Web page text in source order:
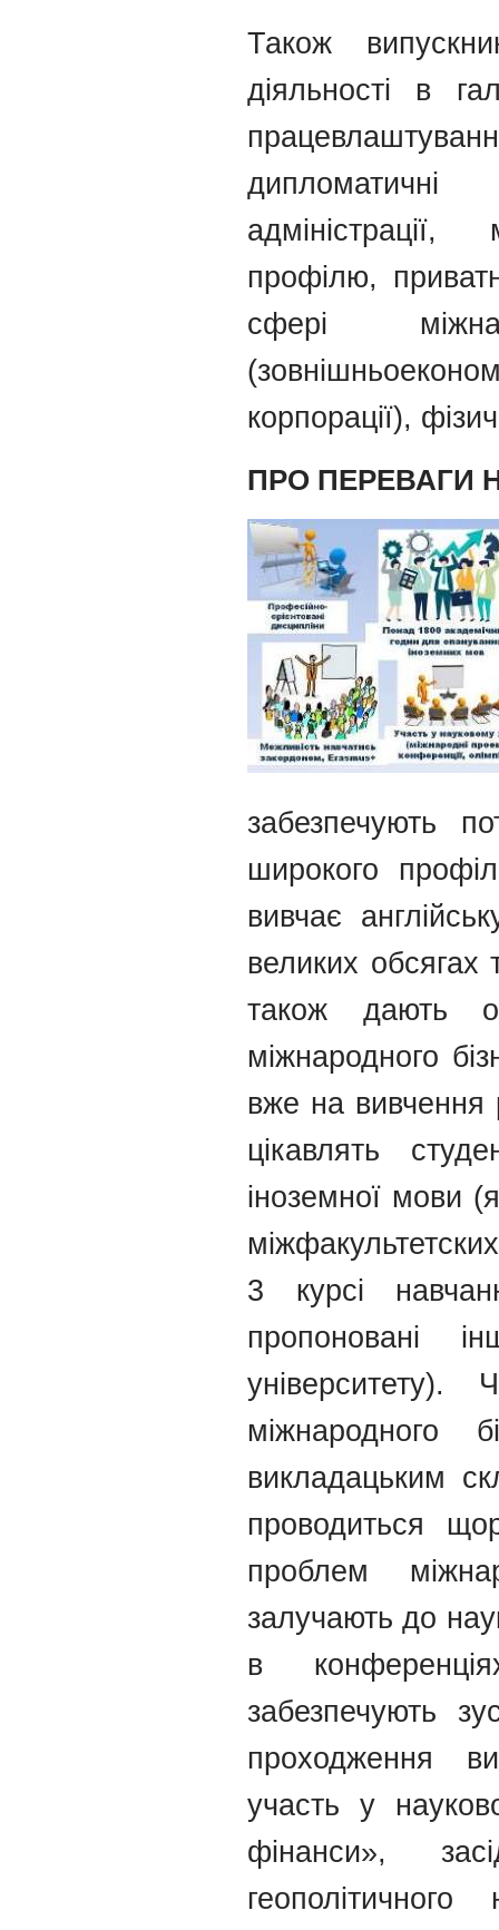
Також
діяльності в
дипломатичні
адміністрації,
профілю,
сфері
корпорації),
ПРО ПЕРЕВАГИ
забезпечують
широкого
вивчає
великих обсягах
також дають
міжнародного
вже на вивчення
цікавлять
іноземної мови
3 курсі
пропоновані
міжнародного
викладацьким
проводиться
проблем
залучають до
в
забезпечують
проходження
участь у
фінанси»,